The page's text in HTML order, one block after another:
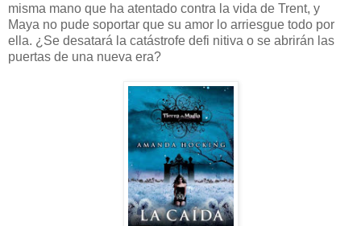
misma mano que ha atentado contra la vida de Trent, y
Maya no pude soportar que su amor lo arriesgue todo por
ella. ¿Se desatará la catástrofe defi nitiva o se abrirán las
puertas de una nueva era?